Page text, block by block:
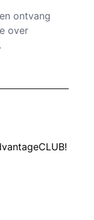
ontvang
over